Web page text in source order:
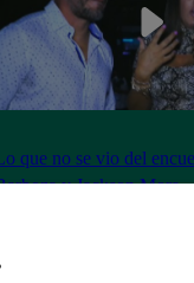
que no se vio del
y Jackson Mora